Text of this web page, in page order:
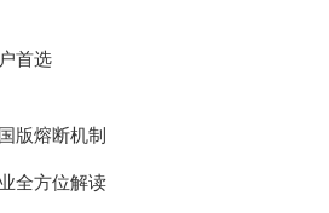
首选
版熔断机制
全方位解读